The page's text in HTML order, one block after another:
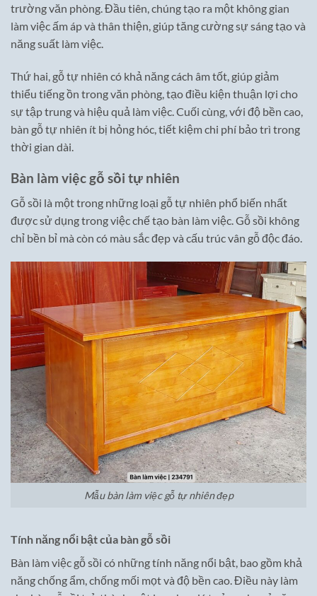
trường văn phòng. Đầu tiên, chúng tạo ra một không gian
làm việc ấm áp và thân thiện, giúp tăng cường sự sáng tạo và
năng suất làm việc.
Thứ hai, gỗ tự nhiên có khả năng cách âm tốt, giúp giảm
thiểu tiếng ồn trong văn phòng, tạo điều kiện thuận lợi cho
sự tập trung và hiệu quả làm việc. Cuối cùng, với độ bền cao,
bàn gỗ tự nhiên ít bị hỏng hóc, tiết kiệm chi phí bảo trì trong
thời gian dài.
Bàn làm việc gỗ sồi tự nhiên
Gỗ sồi là một trong những loại gỗ tự nhiên phổ biến nhất
được sử dụng trong việc chế tạo bàn làm việc. Gỗ sồi không
chỉ bền bỉ mà còn có màu sắc đẹp và cấu trúc vân gỗ độc đáo.
Mẫu bàn làm việc gỗ tự nhiên đẹp
Tính năng nổi bật của bàn gỗ sồi
Bàn làm việc gỗ sồi có những tính năng nổi bật, bao gồm khả
năng chống ẩm, chống mối mọt và độ bền cao. Điều này làm